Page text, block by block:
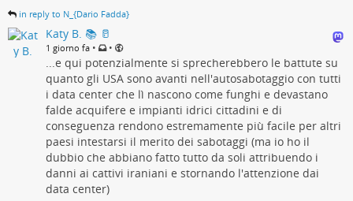
Acqua sotto attacco: come hacker legati all’Iran
hanno tentato di contaminare le reti idriche di
sette stati USA
Si parla di:
Non un semplice blackout digitale, ma un tentativo — riuscito
solo in parte — di trasformare un attacco informatico in
un’emergenza sanitaria pubblica. FBI ed EPA hanno confermato
che, dal 27 luglio 2026, impianti idrici e fognari di almeno sette
stati americani sono stati colpiti da intrusioni coordinate contro
in reply to N_{Dario Fadda}
Katy B. 📚 🥛
1 giorno fa • •
...e qui potenzialmente si sprecherebbero le battute su
quanto gli USA sono avanti nell'autosabotaggio con tutti
i data center che lì nascono come funghi e devastano
falde acquifere e impianti idrici cittadini e di
conseguenza rendono estremamente più facile per altri
paesi intestarsi il merito dei sabotaggi (ma io ho il
dubbio che abbiano fatto tutto da soli attribuendo i
danni ai cattivi iraniani e stornando l'attenzione dai
data center)